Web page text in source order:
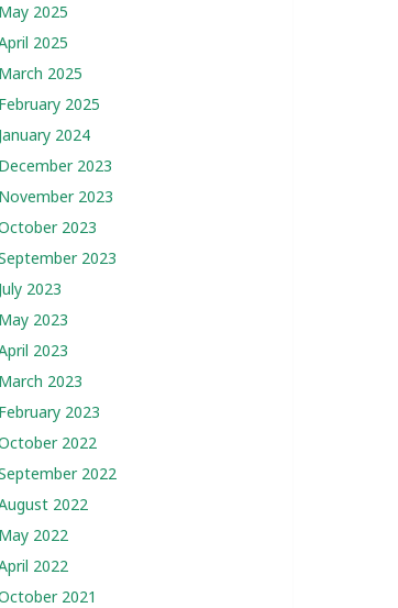
May 2025
2025
March 2025
February 2025
January 2024
December 2023
November 2023
2023
2023
July 2023
May 2023
2023
March 2023
February 2023
2022
2022
2022
May 2022
2022
2021